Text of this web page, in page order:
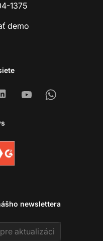
1375
demo
LinkedinYoutubeWhatsapp
newslettera